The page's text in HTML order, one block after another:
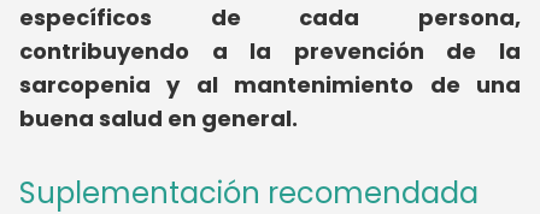
específicos de cada persona,
contribuyendo a la prevención de la
sarcopenia y al mantenimiento de una
buena salud en general.
Suplementación recomendada